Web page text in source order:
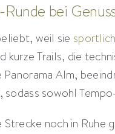
bei
weil sie
Trails, die
Alm,
sowohl
noch in